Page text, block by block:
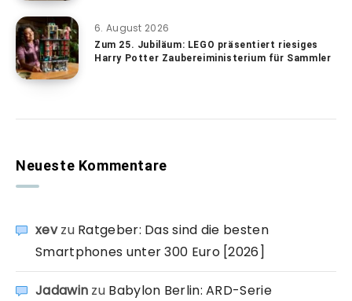
6. August 2026
Zum 25. Jubiläum: LEGO präsentiert riesiges
Harry Potter Zaubereiministerium für Sammler
Neueste Kommentare
xevzu Ratgeber: Das sind die besten
Smartphones unter 300 Euro [2026]
Jadawin zu Babylon Berlin: ARD-Serie